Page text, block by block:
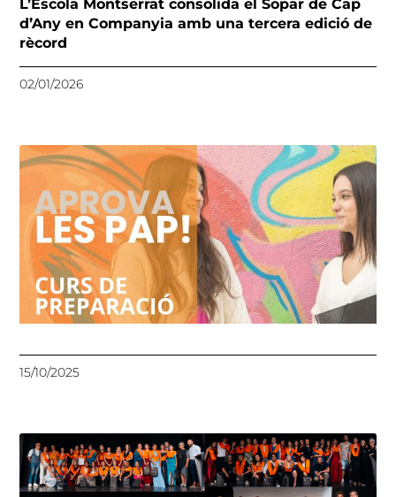
L’Escola Montserrat consolida el Sopar de Cap
d’Any en Companyia amb una tercera edició de
rècord
02/01/2026
15/10/2025